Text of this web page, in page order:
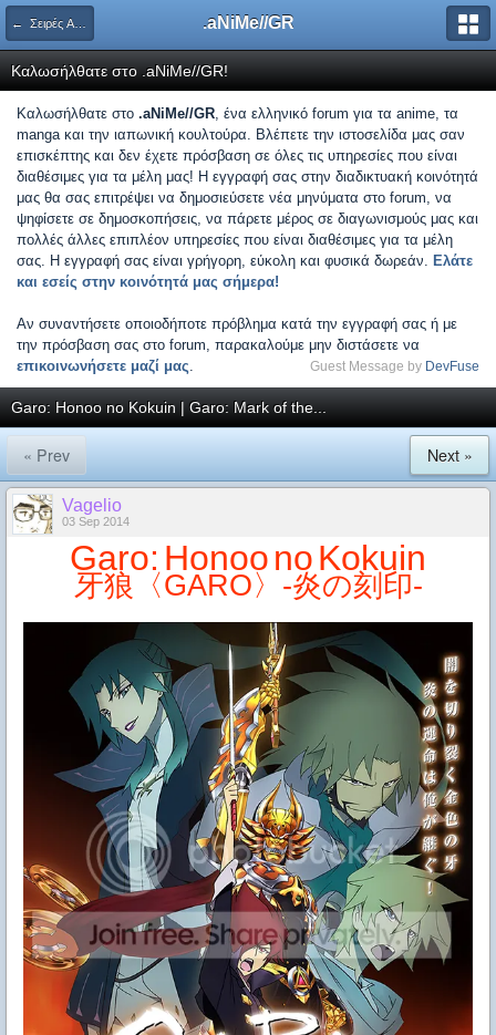
← Σειρές Anime .aNiMe//GR
Καλωσήλθατε στο .aNiMe//GR!
Καλωσήλθατε στο .aNiMe//GR, ένα ελληνικό forum για τα anime, τα
manga και την ιαπωνική κουλτούρα. Βλέπετε την ιστοσελίδα μας σαν
επισκέπτης και δεν έχετε πρόσβαση σε όλες τις υπηρεσίες που είναι
διαθέσιμες για τα μέλη μας! Η εγγραφή σας στην διαδικτυακή κοινότητά
μας θα σας επιτρέψει να δημοσιεύσετε νέα μηνύματα στο forum, να
ψηφίσετε σε δημοσκοπήσεις, να πάρετε μέρος σε διαγωνισμούς μας και
πολλές άλλες επιπλέον υπηρεσίες που είναι διαθέσιμες για τα μέλη
σας. Η εγγραφή σας είναι γρήγορη, εύκολη και φυσικά δωρεάν. Ελάτε
και εσείς στην κοινότητά μας σήμερα!
Αν συναντήσετε οποιοδήποτε πρόβλημα κατά την εγγραφή σας ή με
την πρόσβαση σας στο forum, παρακαλούμε μην διστάσετε να
επικοινωνήσετε μαζί μας. Guest Message by DevFuse
Garo: Honoo no Kokuin | Garo: Mark of the...
« Prev Next »
Vagelio
03 Sep 2014
Garo: HonoonoKokuin
牙狼〈GARO〉 -炎の刻印-